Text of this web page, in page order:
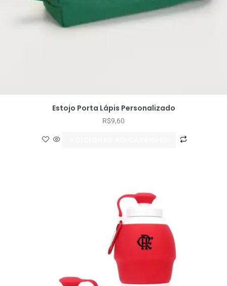
Estojo Porta Lápis Personalizado
R$9,60